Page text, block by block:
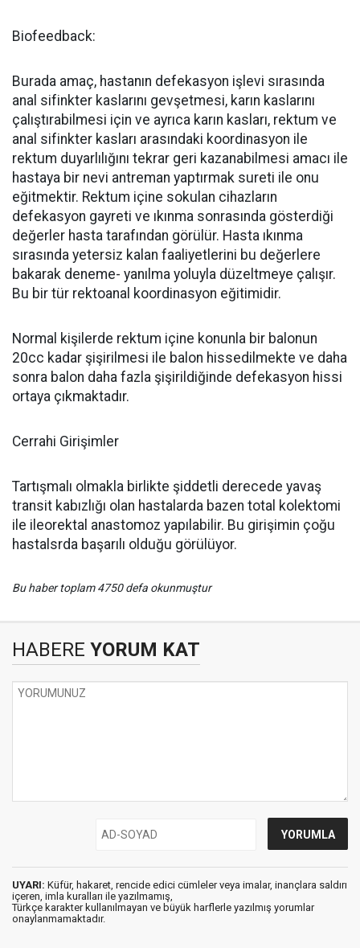
Biofeedback:
Burada amaç, hastanın defekasyon işlevi sırasında
anal sifinkter kaslarını gevşetmesi, karın kaslarını
çalıştırabilmesi için ve ayrıca karın kasları, rektum ve
anal sifinkter kasları arasındaki koordinasyon ile
rektum duyarlılığını tekrar geri kazanabilmesi amacı ile
hastaya bir nevi antreman yaptırmak sureti ile onu
eğitmektir. Rektum içine sokulan cihazların
defekasyon gayreti ve ıkınma sonrasında gösterdiği
değerler hasta tarafından görülür. Hasta ıkınma
sırasında yetersiz kalan faaliyetlerini bu değerlere
bakarak deneme- yanılma yoluyla düzeltmeye çalışır.
Bu bir tür rektoanal koordinasyon eğitimidir.
Normal kişilerde rektum içine konunla bir balonun
20cc kadar şişirilmesi ile balon hissedilmekte ve daha
sonra balon daha fazla şişirildiğinde defekasyon hissi
ortaya çıkmaktadır.
Cerrahi Girişimler
Tartışmalı olmakla birlikte şiddetli derecede yavaş
transit kabızlığı olan hastalarda bazen total kolektomi
ile ileorektal anastomoz yapılabilir. Bu girişimin çoğu
hastalsrda başarılı olduğu görülüyor.
Bu haber toplam 4750 defa okunmuştur
HABERE YORUM KAT
UYARI: Küfür, hakaret, rencide edici cümleler veya imalar, inançlara saldırı
içeren, imla kuralları ile yazılmamış,
Türkçe karakter kullanılmayan ve büyük harflerle yazılmış yorumlar
onaylanmamaktadır.